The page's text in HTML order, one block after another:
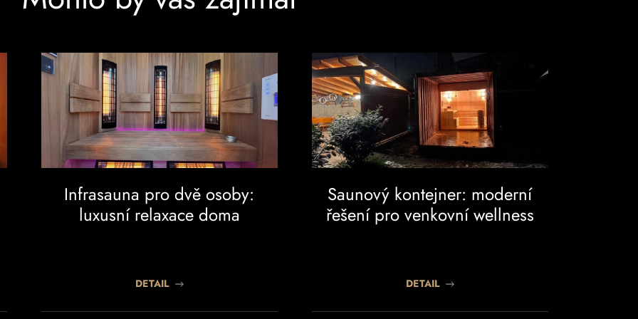
Infrasauna pro dvě osoby:
luxusní relaxace doma
DETAIL
Saunový kontejner: moderní
řešení pro venkovní wellness
DETAIL